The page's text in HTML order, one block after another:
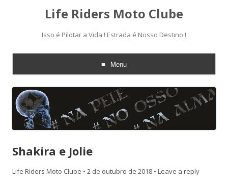
Life Riders Moto Clube
Isso é Pilotar a Vida ! Estrada é Nosso Destino !
Menu
Skip
to
content
Shakira e Jolie
Life Riders Moto Clube • 2 de outubro de 2018 • Leave a reply